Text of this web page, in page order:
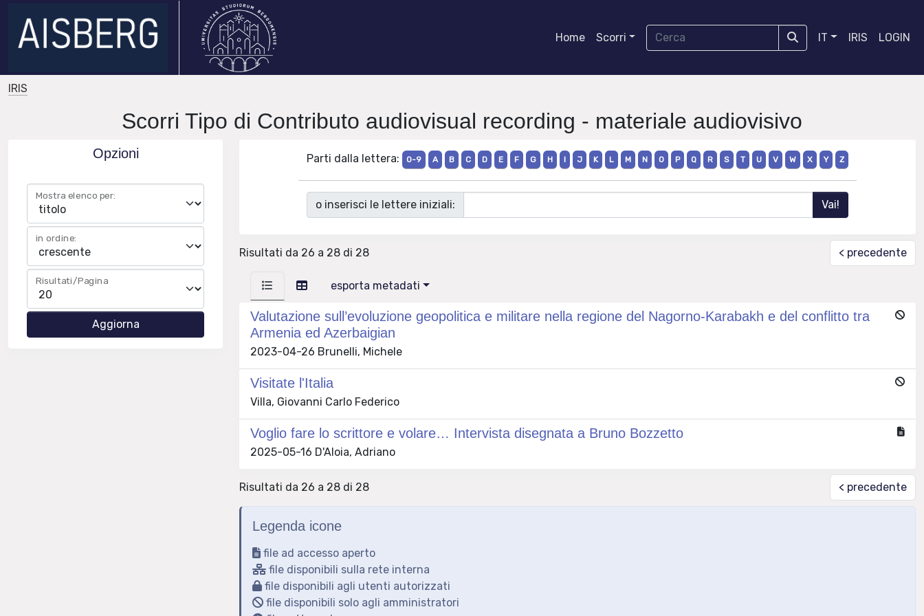
Home Scorri IT IRIS LOGIN
IRIS
Scorri Tipo di Contributo audiovisual recording - materiale audiovisivo
Opzioni
Mostra elenco per:
in ordine:
Risultati/Pagina
Parti dalla lettera: 0-9 A B C D E F G H I J K L M N O P Q R S T U V W X Y Z
o inserisci le lettere iniziali:
Risultati da 26 a 28 di 28 < precedente
esporta metadati
Valutazione sull’evoluzione geopolitica e militare nella regione del Nagorno-Karabakh e del conflitto tra
Armenia ed Azerbaigian
2023-04-26 Brunelli, Michele
Visitate l'Italia
Villa, Giovanni Carlo Federico
Voglio fare lo scrittore e volare… Intervista disegnata a Bruno Bozzetto
2025-05-16 D'Aloia, Adriano
Risultati da 26 a 28 di 28 < precedente
Legenda icone
file ad accesso aperto
file disponibili sulla rete interna
file disponibili agli utenti autorizzati
file disponibili solo agli amministratori